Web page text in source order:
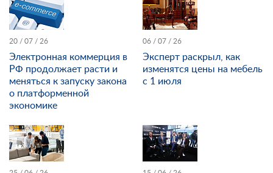
20 / 07 / 26
Электронная коммерция в
РФ продолжает расти и
меняться к запуску закона
о платформенной
экономике
06 / 07 / 26
Эксперт раскрыл, как
изменятся цены на мебель
с 1 июля